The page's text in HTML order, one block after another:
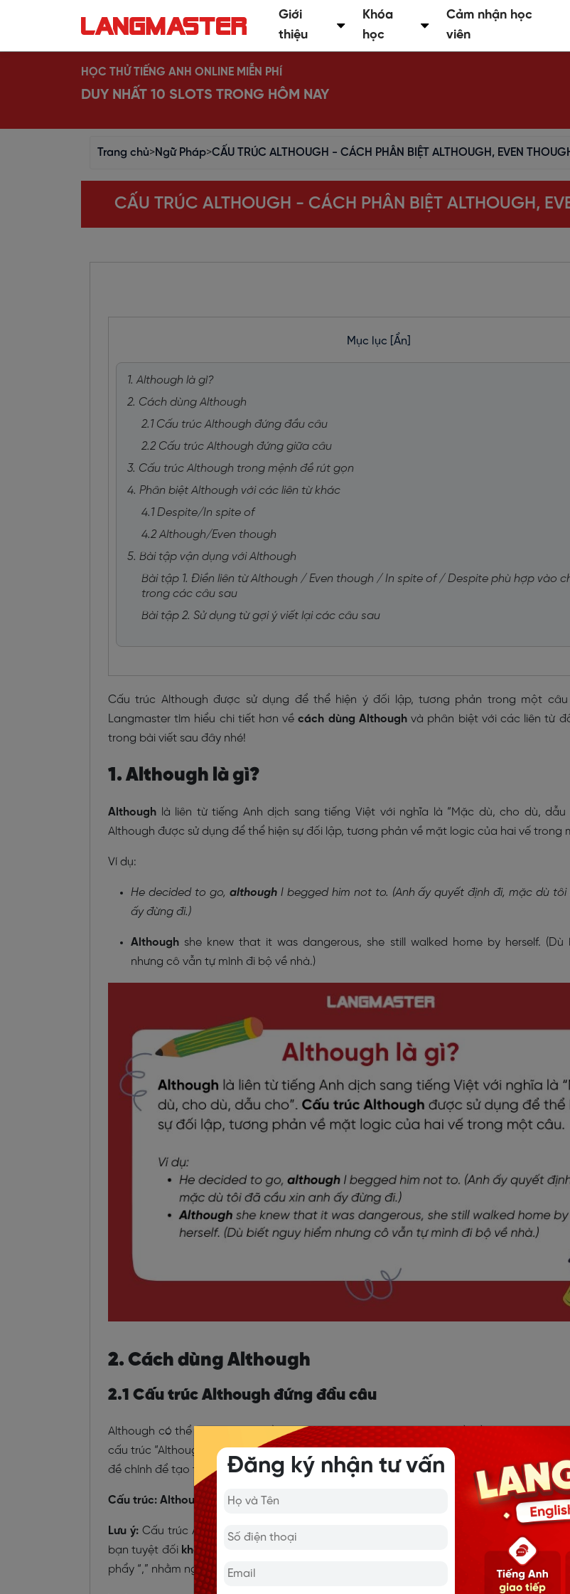
Giới
thiệu
Khóa
học
Cảm nhận học
viên
HỌC THỬ TIẾNG ANH ONLINE MIỄN PHÍ
DUY NHẤT 10 SLOTS TRONG HÔM NAY
Trang chủ>Ngữ Pháp>CẤU TRÚC ALTHOUGH - CÁCH PHÂN BIỆT ALTHOUGH, EVEN
CẤU TRÚC ALTHOUGH - CÁCH PHÂN BIỆT ALTHOUGH,
Mục lục [Ẩn]
1. Although là gì?
2. Cách dùng Although
2.1 Cấu trúc Although đứng đầu câu
2.2 Cấu trúc Although đứng giữa câu
3. Cấu trúc Although trong mệnh đề rút gọn
4. Phân biệt Although với các liên từ khác
4.1 Despite/In spite of
4.2 Although/Even though
5. Bài tập vận dụng với Although
Bài tập 1. Điền liên từ Although / Even though / In spite of / Despite phù hợp vào
trong các câu sau
Bài tập 2. Sử dụng từ gợi ý viết lại các câu sau
Cấu trúc Although được sử dụng để thể hiện ý đối lập, tương phản trong một câu
Langmaster tìm hiểu chi tiết hơn vềcách dùng Althoughvà phân biệt với các liên từ
trong bài viết sau đây nhé!
1. Although là gì?
Although là liên từ tiếng Anh dịch sang tiếng Việt với nghĩa là “Mặc dù, cho dù, dẫu
Although được sử dụng để thể hiện sự đối lập, tương phản về mặt logic của hai vế trong
Ví dụ:
He decided to go, althoughI begged him not to. (Anh ấy quyết định đi, mặc dù tôi
ấy đừng đi.)
Although she knew that it was dangerous, she still walked home by herself. (Dù
nhưng cô vẫn tự mình đi bộ về nhà.)
2. Cách dùng Although
2.1 Cấu trúc Although đứng đầu câu
Although có thể đứng ở vị trí đầu câu, sau Although là một mệnh đề gồm chủ ngữ và vị
cấu trúc “Although + S + V”. Cấu trúc Although đóng vai trò là một mệnh đề phụ trong
đề chính để tạo thành một câu hoàn chỉnh có ý nghĩa.
Cấu trúc: Although + S1 + V1 + …, S2 + V2 + …
Lưu ý: Cấu trúc Although khi dịch ra tiếng Việt nghĩa là “Mặc dù… Nhưng..”, nhưng trong
bạn tuyệt đối khôngthêm “but” vào trước mệnh đề chính của câu. Thay vào đó, các
phẩy “,” nhằm ngăn cách giữa 2 vế.
Đăng ký nhận tư vấn